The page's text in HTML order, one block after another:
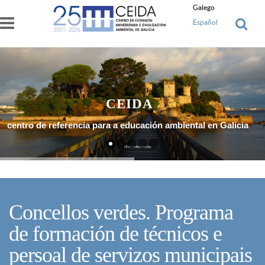
Ir o contido principal
Galego
Español
centro de referencia para a educación ambiental en Galicia
Máis Información
CEIDA
Concellos verdes. Programa
de formación de técnicos e
persoal de servizos municipais